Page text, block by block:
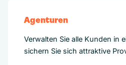
Agenturen
Verwalten Sie alle Kunden in
sichern Sie sich attraktive